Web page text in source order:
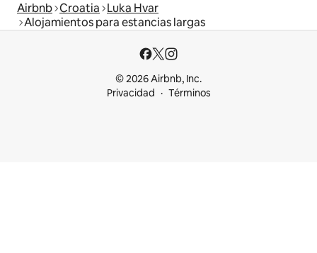
Airbnb Croatia Luka Hvar
Alojamientos para estancias largas
© 2026 Airbnb, Inc.
Privacidad
Términos